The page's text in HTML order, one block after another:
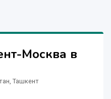
Москва в
Ташкент